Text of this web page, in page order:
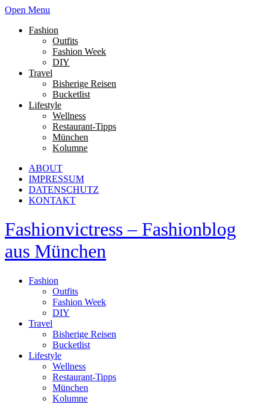
Open Menu
Fashion
Outfits
Fashion Week
DIY
Travel
Bisherige Reisen
Bucketlist
Lifestyle
Wellness
Restaurant-Tipps
München
Kolumne
ABOUT
IMPRESSUM
DATENSCHUTZ
KONTAKT
Fashionvictress – Fashionblog
aus München
Fashion
Outfits
Fashion Week
DIY
Travel
Bisherige Reisen
Bucketlist
Lifestyle
Wellness
Restaurant-Tipps
München
Kolumne